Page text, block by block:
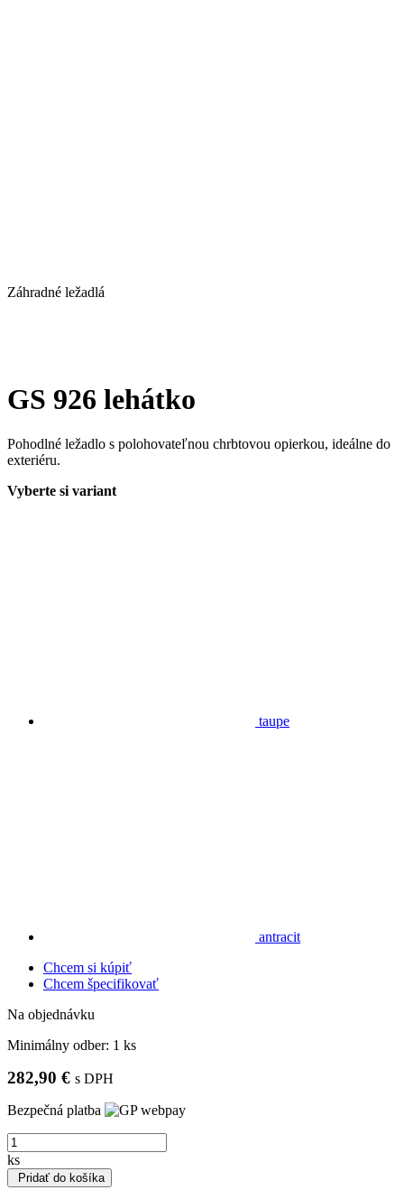
Záhradné ležadlá
GS 926 lehátko
Pohodlné ležadlo s polohovateľnou chrbtovou opierkou, ideálne do
exteriéru.
Vyberte si variant
taupe
antracit
Chcem si kúpiť
Chcem špecifikovať
Na objednávku
Minimálny odber: 1 ks
282,90 € s DPH
Bezpečná platba
ks
Pridať do košíka